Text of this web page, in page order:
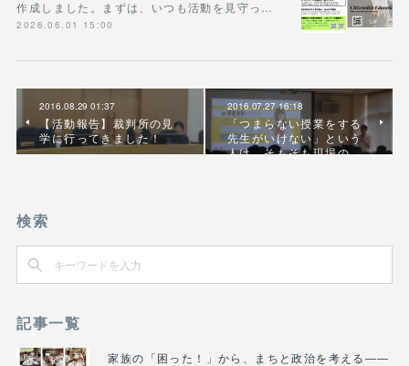
作成しました。まずは、いつも活動を見守っ…
2026.06.01 15:00
2016.08.29 01:37
【活動報告】裁判所の見
学に行ってきました！
2016.07.27 16:18
「つまらない授業をする
先生がいけない」という
人は、そもそも現場の…
検索
記事一覧
家族の「困った！」から、まちと政治を考える――